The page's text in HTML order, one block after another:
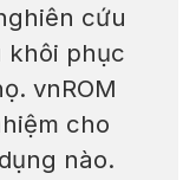
cứu
khôi phục
vnROM
cho
nào.